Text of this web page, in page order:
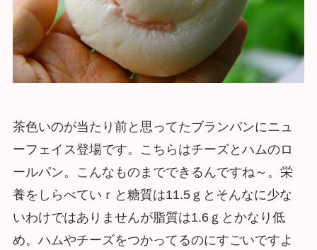
茶色いのが当たり前と思ってたブランパンにニュ
ーフェイス登場です。こちらはチーズとハムのロ
ールパン。こんなものまでできるんですね～。栄
養をしらべていｒと糖質は11.5ｇとそんなに少な
いわけではありませんが脂質は1.6ｇとかなり低
め。ハムやチーズをつかってるのにすごいですよ